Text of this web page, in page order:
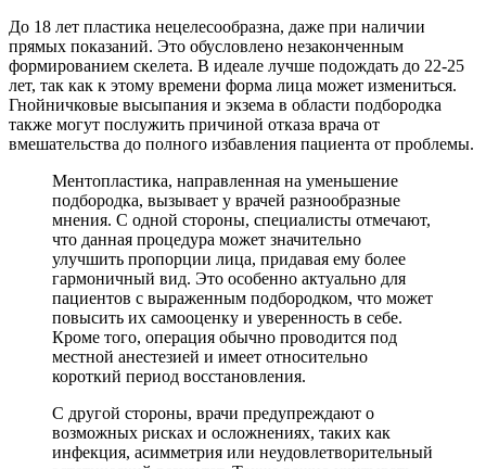
До 18 лет пластика нецелесообразна, даже при наличии
прямых показаний. Это обусловлено незаконченным
формированием скелета. В идеале лучше подождать до 22-25
лет, так как к этому времени форма лица может измениться.
Гнойничковые высыпания и экзема в области подбородка
также могут послужить причиной отказа врача от
вмешательства до полного избавления пациента от проблемы.
Ментопластика, направленная на уменьшение
подбородка, вызывает у врачей разнообразные
мнения. С одной стороны, специалисты отмечают,
что данная процедура может значительно
улучшить пропорции лица, придавая ему более
гармоничный вид. Это особенно актуально для
пациентов с выраженным подбородком, что может
повысить их самооценку и уверенность в себе.
Кроме того, операция обычно проводится под
местной анестезией и имеет относительно
короткий период восстановления.
С другой стороны, врачи предупреждают о
возможных рисках и осложнениях, таких как
инфекция, асимметрия или неудовлетворительный